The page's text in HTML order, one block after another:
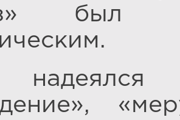
был
надеялся